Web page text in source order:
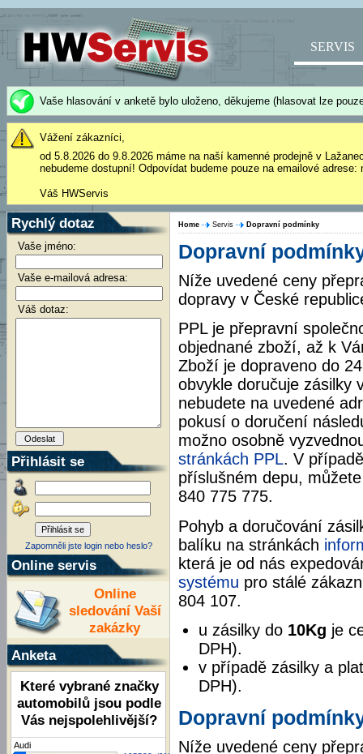
SERVIS
Vaše hlasování v anketě bylo uloženo, děkujeme (hlasovat lze
Vážení zákazníci,
od 5.8.2026 do 9.8.2026 máme na naší kamenné prodejně v
nebudeme dostupní! Odpovídat budeme pouze na emailové
Váš HWServis
Rychlý dotaz
Vaše jméno:
Vaše e-mailová adresa:
Váš dotaz:
Přihlásit se
Zapomněli jste login nebo heslo?
Online servis
Online
sledování Vaší
zakázky
Anketa
Které vybrané značky
automobilů jsou podle
Vás nejspolehlivější?
Audi
Home Servis Dopravní podmínky
Dopravní
Níže uvedené ceny
dopravy v České
PPL je přepravní
objednané zboží, až k
Zboží je dopraveno do
obvykle doručuje zásilky
nebudete na uvedené
pokusí o doručení
možno osobně
stránkách PPL. V
příslušném depu,
840 775 775.
Pohyb a doručování
balíku na stránkách
která je od nás
systému pro stálé
804 107.
u zásilky do 10Kg je
DPH).
v případě zásilky a
DPH).
Dopravní
Níže uvedené ceny